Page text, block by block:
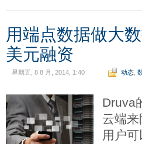
用端点数据做大
美元融资
星期五, 8 8 月, 2014, 1:40 动态
Druva
云端
用户